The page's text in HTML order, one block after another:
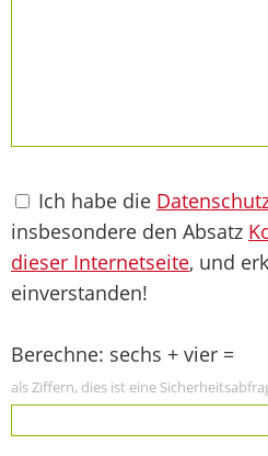
Ich habe die
insbesondere den Absatz
dieser Internetseite, und
einverstanden!
Berechne: sechs + vier =
als Ziffern, dies ist eine